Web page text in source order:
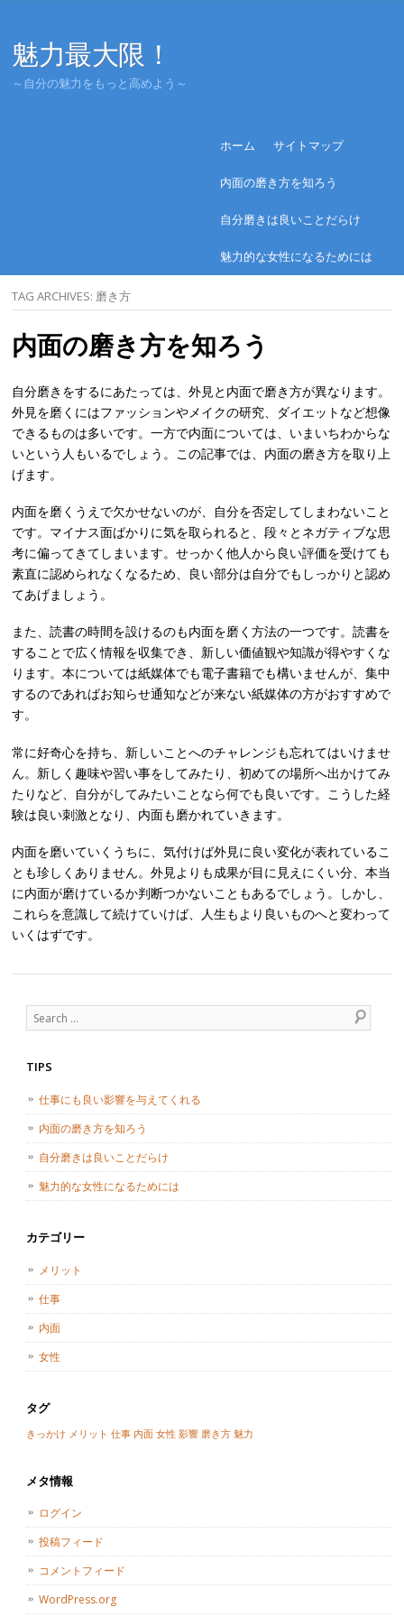
魅力最大限！
～自分の魅力をもっと高めよう～
Skip to content
ホーム サイトマップ
内面の磨き方を知ろう
自分磨きは良いことだらけ
魅力的な女性になるためには
TAG ARCHIVES: 磨き方
内面の磨き方を知ろう
自分磨きをするにあたっては、外見と内面で磨き方が異なります。
外見を磨くにはファッションやメイクの研究、ダイエットなど想像
できるものは多いです。一方で内面については、いまいちわからな
いという人もいるでしょう。この記事では、内面の磨き方を取り上
げます。
内面を磨くうえで欠かせないのが、自分を否定してしまわないこと
です。マイナス面ばかりに気を取られると、段々とネガティブな思
考に偏ってきてしまいます。せっかく他人から良い評価を受けても
素直に認められなくなるため、良い部分は自分でもしっかりと認め
てあげましょう。
また、読書の時間を設けるのも内面を磨く方法の一つです。読書を
することで広く情報を収集でき、新しい価値観や知識が得やすくな
ります。本については紙媒体でも電子書籍でも構いませんが、集中
するのであればお知らせ通知などが来ない紙媒体の方がおすすめで
す。
常に好奇心を持ち、新しいことへのチャレンジも忘れてはいけませ
ん。新しく趣味や習い事をしてみたり、初めての場所へ出かけてみ
たりなど、自分がしてみたいことなら何でも良いです。こうした経
験は良い刺激となり、内面も磨かれていきます。
内面を磨いていくうちに、気付けば外見に良い変化が表れているこ
とも珍しくありません。外見よりも成果が目に見えにくい分、本当
に内面が磨けているか判断つかないこともあるでしょう。しかし、
これらを意識して続けていけば、人生もより良いものへと変わって
いくはずです。
Search
TIPS
仕事にも良い影響を与えてくれる
内面の磨き方を知ろう
自分磨きは良いことだらけ
魅力的な女性になるためには
カテゴリー
メリット
仕事
内面
女性
タグ
きっかけ メリット 仕事 内面 女性 影響 磨き方 魅力
メタ情報
ログイン
投稿フィード
コメントフィード
WordPress.org